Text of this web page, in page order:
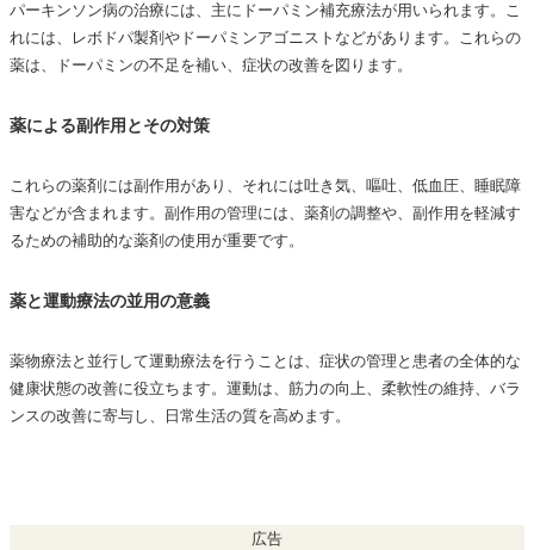
パーキンソン病の治療には、主にドーパミン補充療法が用いられます。こ
れには、レボドパ製剤やドーパミンアゴニストなどがあります。これらの
薬は、ドーパミンの不足を補い、症状の改善を図ります。
薬による副作用とその対策
これらの薬剤には副作用があり、それには吐き気、嘔吐、低血圧、睡眠障
害などが含まれます。副作用の管理には、薬剤の調整や、副作用を軽減す
るための補助的な薬剤の使用が重要です。
薬と運動療法の並用の意義
薬物療法と並行して運動療法を行うことは、症状の管理と患者の全体的な
健康状態の改善に役立ちます。運動は、筋力の向上、柔軟性の維持、バラ
ンスの改善に寄与し、日常生活の質を高めます。
広告